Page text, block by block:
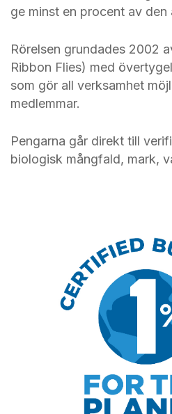
ge minst en procent av
Rörelsen grundades 2002
Ribbon Flies) med
som gör all verksamhet
medlemmar.
Pengarna går direkt till
biologisk mångfald, mark,